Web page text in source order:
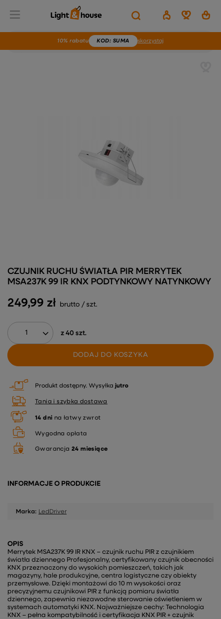
10% rabatu KOD: SUMA skorzystaj
249,99 zł brutto / szt.
z 40 szt.
DODAJ DO KOSZYKA
CZUJNIK RUCHU ŚWIATŁA PIR MERRYTEK
MSA237K 99 IR KNX PODTYNKOWY NATYNKOWY
Produkt dostępny Wysyłka jutro
Tania i szybka dostawa
14 dni na łatwy zwrot
Wygodna opłata
Gwarancja 24 miesiące
INFORMACJE O PRODUKCIE
Marka: LedDriver
OPIS
Merrytek MSA237K 99 IR KNX – czujnik ruchu PIR z czujnikiem
światła dziennego Profesjonalny, certyfikowany czujnik obecności
KNX przeznaczony do wysokich pomieszczeń, takich jak
magazyny, hale produkcyjne, centra logistyczne czy obiekty
przemysłowe. Dzięki montażowi do 10 m wysokości oraz
precyzyjnemu czujnikowi PIR z funkcją pomiaru światła
dziennego, zapewnia niezawodne sterowanie oświetleniem w
systemach automatyki KNX. Najważniejsze cechy: Technologia
KNX – pełna kompatybilność i certyfikacja KNX PIR + czujnik